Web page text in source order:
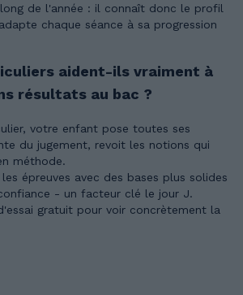
de l'année : il connaît donc le profil
chaque séance à sa progression
aident-ils vraiment à
résultats au bac ?
votre enfant pose toutes ses
du jugement, revoit les notions qui
méthode.
épreuves avec des bases plus solides
- un facteur clé le jour J.
gratuit pour voir concrètement la